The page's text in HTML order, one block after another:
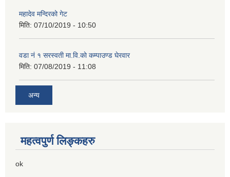
महादेव मन्दिरको गेट
मिति: 07/10/2019 - 10:50
वडा नं १ सरस्वती मा.वि.काे कम्पाउण्ड घेरवार
मिति: 07/08/2019 - 11:08
अन्य
महत्वपुर्ण लिङ्कहरु
ok